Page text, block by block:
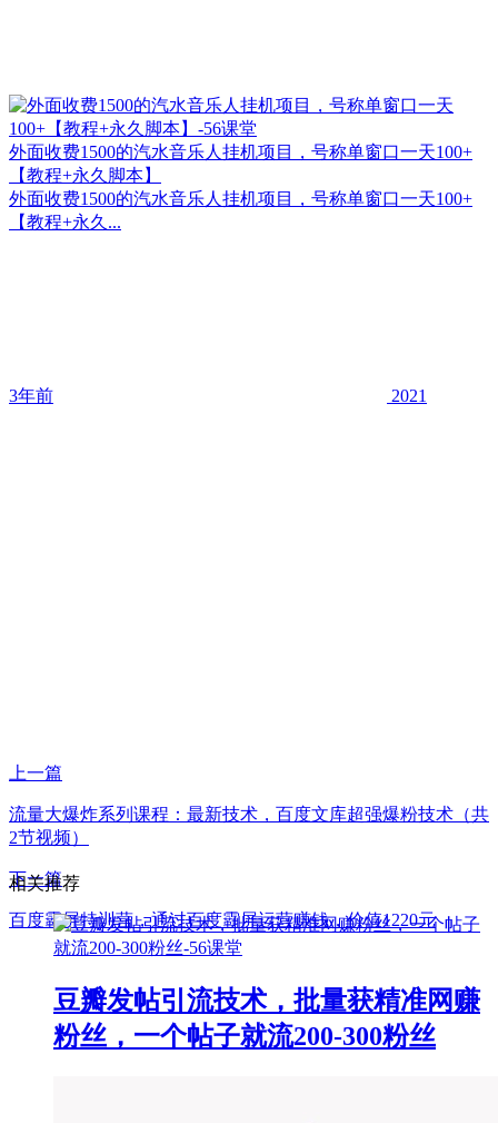
外面收费1500的汽水音乐人挂机项目，号称单窗口一天100+
【教程+永久脚本】
外面收费1500的汽水音乐人挂机项目，号称单窗口一天100+
【教程+永久...
3年前 2021
上一篇
流量大爆炸系列课程：最新技术，百度文库超强爆粉技术（共
2节视频）
下一篇
百度霸屏特训营，通过百度霸屏运营赚钱，价值1220元
相关推荐
豆瓣发帖引流技术，批量获精准网赚
粉丝，一个帖子就流200-300粉丝